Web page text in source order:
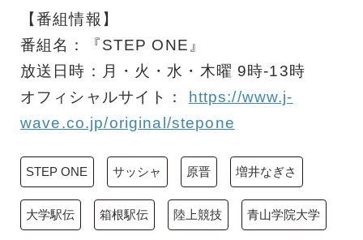
【番組情報】
番組名：『STEP ONE』
放送日時：月・火・水・木曜 9時-13時
オフィシャルサイト：
https://www.j-
wave.co.jp/original/stepone
STEP ONE サッシャ 原晋 増井なぎさ
大学駅伝 箱根駅伝 陸上競技 青山学院大学